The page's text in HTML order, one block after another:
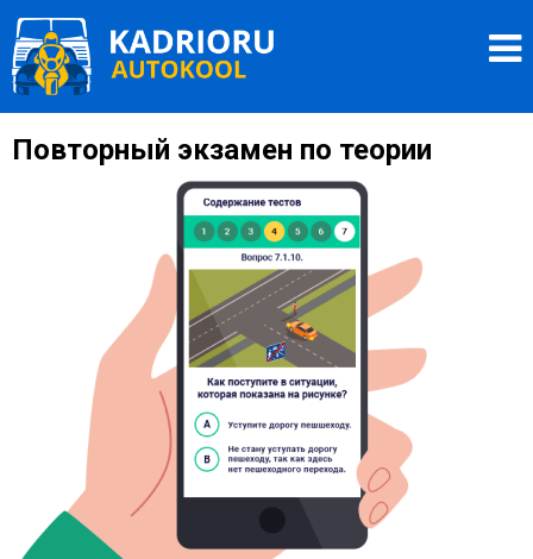
Перейти
основному
содержанию
Kadrioru Autokool
Повторный экзамен по теории